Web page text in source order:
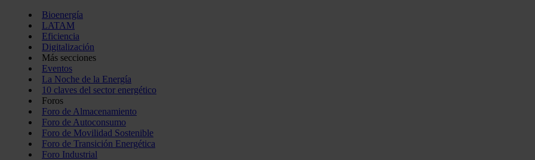
Bioenergía
LATAM
Eficiencia
Digitalización
Más secciones
Eventos
La Noche de la Energía
10 claves del sector energético
Foros
Foro de Almacenamiento
Foro de Autoconsumo
Foro de Movilidad Sostenible
Foro de Transición Energética
Foro Industrial